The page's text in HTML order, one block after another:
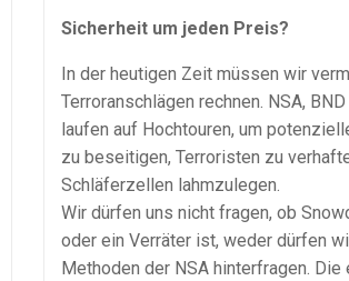
Sicherheit um jeden Preis?
In der heutigen Zeit müssen wir
Terroranschlägen rechnen. NSA,
laufen auf Hochtouren, um
zu beseitigen, Terroristen zu
Schläferzellen lahmzulegen.
Wir dürfen uns nicht fragen, ob
oder ein Verräter ist, weder dürfen
Methoden der NSA hinterfragen. Die